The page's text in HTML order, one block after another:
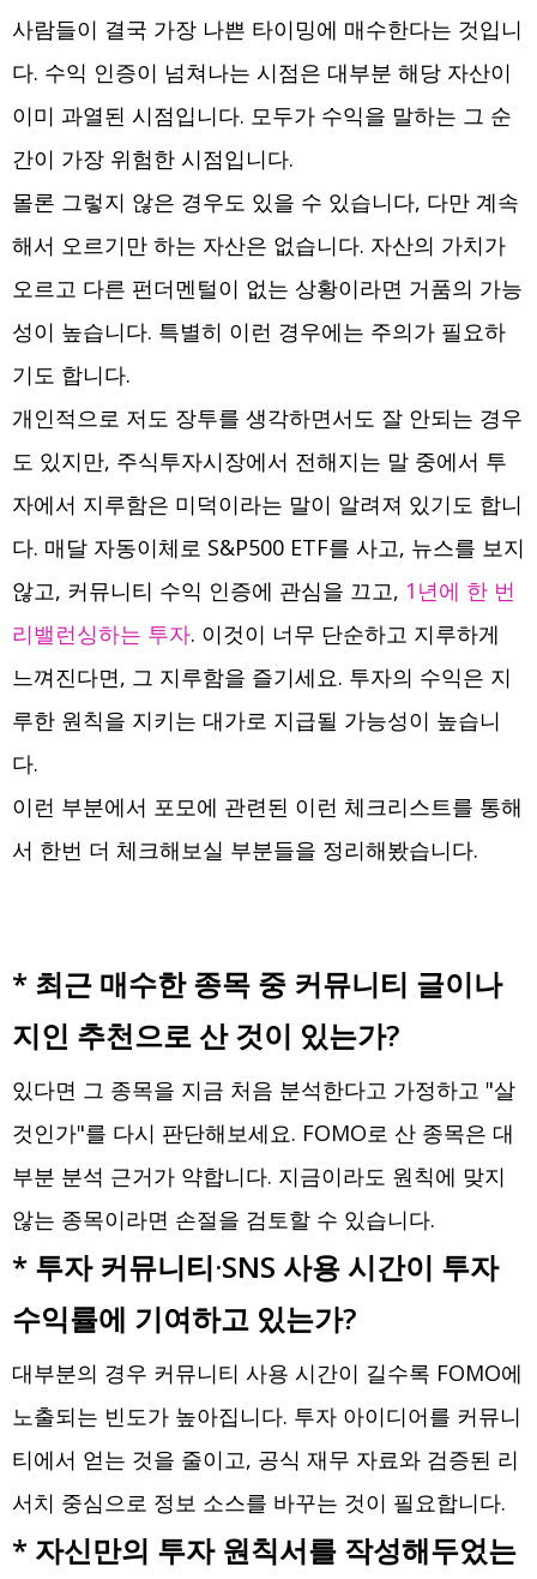
사람들이 결국 가장 나쁜 타이밍에 매수한다는 것입니
다. 수익 인증이 넘쳐나는 시점은 대부분 해당 자산이
이미 과열된 시점입니다. 모두가 수익을 말하는 그 순
간이 가장 위험한 시점입니다.
몰론 그렇지 않은 경우도 있을 수 있습니다, 다만 계속
해서 오르기만 하는 자산은 없습니다. 자산의 가치가
오르고 다른 펀더멘털이 없는 상황이라면 거품의 가능
성이 높습니다. 특별히 이런 경우에는 주의가 필요하
기도 합니다.
개인적으로 저도 장투를 생각하면서도 잘 안되는 경우
도 있지만, 주식투자시장에서 전해지는 말 중에서 투
자에서 지루함은 미덕이라는 말이 알려져 있기도 합니
다. 매달 자동이체로 S&P500 ETF를 사고, 뉴스를 보지
않고, 커뮤니티 수익 인증에 관심을 끄고, 1년에 한 번
리밸런싱하는 투자. 이것이 너무 단순하고 지루하게
느껴진다면, 그 지루함을 즐기세요. 투자의 수익은 지
루한 원칙을 지키는 대가로 지급될 가능성이 높습니
다.
이런 부분에서 포모에 관련된 이런 체크리스트를 통해
서 한번 더 체크해보실 부분들을 정리해봤습니다.
* 최근 매수한 종목 중 커뮤니티 글이나
지인 추천으로 산 것이 있는가?
있다면 그 종목을 지금 처음 분석한다고 가정하고 "살
것인가"를 다시 판단해보세요. FOMO로 산 종목은 대
부분 분석 근거가 약합니다. 지금이라도 원칙에 맞지
않는 종목이라면 손절을 검토할 수 있습니다.
* 투자 커뮤니티·SNS 사용 시간이 투자
수익률에 기여하고 있는가?
대부분의 경우 커뮤니티 사용 시간이 길수록 FOMO에
노출되는 빈도가 높아집니다. 투자 아이디어를 커뮤니
티에서 얻는 것을 줄이고, 공식 재무 자료와 검증된 리
서치 중심으로 정보 소스를 바꾸는 것이 필요합니다.
* 자신만의 투자 원칙서를 작성해두었는